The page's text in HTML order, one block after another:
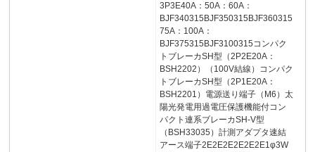
3P3E40A：50A：60A：
BJF340315BJF350315BJF360315
75A：100A：
BJF375315BJF3100315コンパク
トブレーカSH型（2P2E20A：
BSH2202）（100V結線）コンパク
トブレーカSH型（2P1E20A：
BSH2201）電源送り端子（M6）太
陽光発電用過電圧保護機能付コン
パクト連系ブレーカSH-V型
（BSH33035）計測アダプタ速結
アース端子2E2E2E2E2E2E1φ3W